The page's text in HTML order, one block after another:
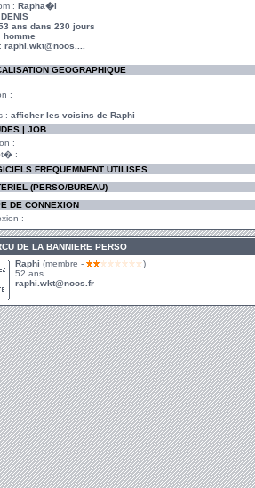
: Rapha�l
DENIS
ans dans 230 jours
homme
raphi.wkt@noos....
GEOGRAPHIQUE
:
: afficher les voisins de Raphi
| JOB
:
:
FREQUEMMENT UTILISES
(PERSO/BUREAU)
DE CONNEXION
:
DE LA BANNIERE PERSO
Raphi (membre -
)
52 ans
raphi.wkt@noos.fr